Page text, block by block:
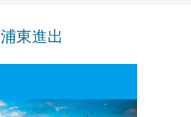
浦東進出